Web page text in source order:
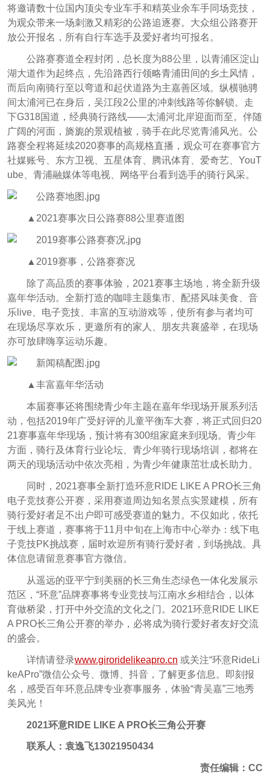
将邀请数十位国内顶尖专业车手和精英业余车手同场竞技，
为观众带来一场刺激又精彩的公路追逐赛。大众组公路赛开
放公开报名，所有自行车选手及爱好者均可报名。
公路赛赛道全程封闭，总长度为88公里，以青浦区淀山
湖大道作为起终点，先沿路西行领略青浦田间的乡土风情，
而后向南骑行至以弯道和起伏道路为主嘉善区域。纵横驰骋
间太浦河已在身后，吴江段2公里的冲刺线路等你解锁。走
下G318国道，经典骑行路线——太浦河北岸迎面而至。 伴随
广阔的河面，旖旎的景观植被，骑手在此尽览青浦风光。公
路赛全程将延续2020赛事的高规格直播，观众可在赛事官方
社媒账号、东方卫视、五星体育、腾讯体育、爱奇艺、YouT
ube、青浦融媒体等电视、网络平台看到选手的骑行风采。
▲2021赛事次日公路赛88公里赛道图
▲2019赛事，公路赛赛况
除了高品质的赛事体验，2021赛事主场地，将全新升级
嘉年华活动。全新打造的咖啡主题集市、配搭风味美食、音
乐live、电子竞技、丰富的互动游戏等，使所有参与者均可
在现场尽享欢乐，更邀所有的家人、朋友共襄盛举，在现场
亦可放肆嗨享运动乐趣。
▲丰富嘉年华活动
本届赛事还将围绕青少年主题在嘉年华现场开展系列活
动，包括2019年广受好评的儿童平衡车大赛，将正式回归20
21赛事嘉年华现场，预计将有300组家庭来到现场。青少年
方面，骑行及体育行业论坛、青少年骑行现场培训，都将在
两天的现场活动中依次亮相，为青少年健康茁壮成长助力。
同时，2021赛事全新打造环意RIDE LIKE A PRO长三角
电子竞技赛公开赛，采用赛道周边知名景点实景建模，所有
骑行爱好者足不出户即可感受赛道的魅力。不仅如此，依托
于线上赛道，赛事将于11月中旬在上海市中心举办：线下电
子竞技PK挑战赛，届时欢迎所有骑行爱好者，到场挑战。具
体信息请留意赛事官方微信。
从遥远的亚平宁到美丽的长三角生态绿色一体化发展示
范区，“环意”品牌赛事将专业竞技与江南水乡相结合，以体
育做桥梁，打开中外交流的文化之门。2021环意RIDE LIKE
A PRO长三角公开赛的举办，必将成为骑行爱好者友好交流
的盛会。
详情请登录www.giroridelikeapro.cn 或关注“环意RideLi
keAPro”微信公众号、微博、抖音，了解更多信息。即刻报
名，感受百年环意品牌专业赛事服务，体验“青吴嘉”三地秀
美风光！
2021环意RIDE LIKE A PRO长三角公开赛
联系人：袁逸飞13021950434
责任编辑：CC